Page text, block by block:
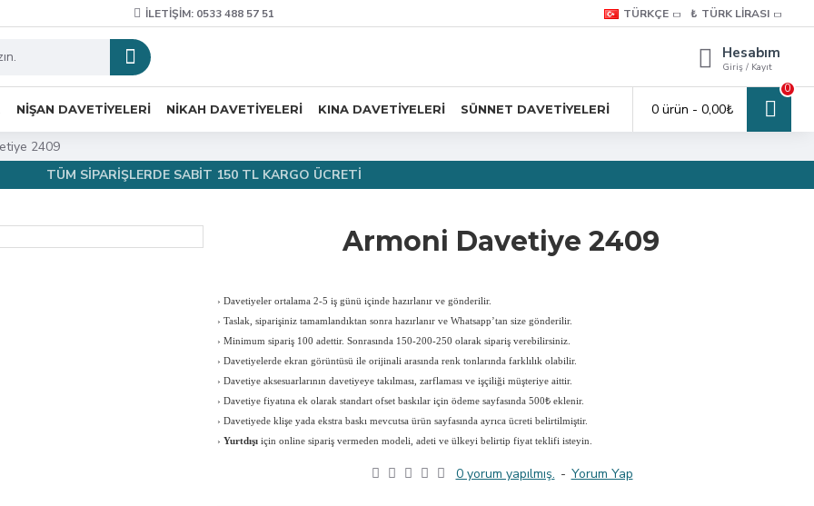
İLETIŞIM: 0533 488 57 51 TÜRKÇE ₺ TÜRK LIRASI
Hesabım
Giriş / Kayıt
NIŞAN DAVETIYELERI NIKAH DAVETIYELERI KINA DAVETIYELERI SÜNNET DAVETIYELERI 0 ürün - 0,00₺
0
2409
TÜM SİPARİŞLERDE SABİT 150 TL KARGO ÜCRETİ
Armoni Davetiye 2409
› Davetiyeler ortalama 2-5 iş günü içinde hazırlanır ve gönderilir.
› Taslak, siparişiniz tamamlandıktan sonra hazırlanır ve Whatsapp’tan size gönderilir.
› Minimum sipariş 100 adettir. Sonrasında 150-200-250 olarak sipariş verebilirsiniz.
› Davetiyelerde ekran görüntüsü ile orijinali arasında renk tonlarında farklılık olabilir.
› Davetiye aksesuarlarının davetiyeye takılması, zarflaması ve işçiliği müşteriye aittir.
› Davetiye fiyatına ek olarak standart ofset baskılar için ödeme sayfasında 500₺ eklenir.
› Davetiyede klişe yada ekstra baskı mevcutsa ürün sayfasında ayrıca ücreti belirtilmiştir.
› Yurtdışı için online sipariş vermeden modeli, adeti ve ülkeyi belirtip fiyat teklifi isteyin.
0 yorum yapılmış. - Yorum Yap